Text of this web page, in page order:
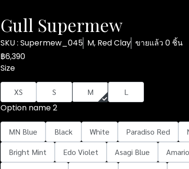
Gull Supermew
SKU : Supermew_045 M, Red Clay ขายแล้ว 0 ชิ้น
฿6,390
Size
XS S M L
Option name 2
MN Blue Black White Paradiso Red
Bright Mint
Edo Violet Asagi Blue